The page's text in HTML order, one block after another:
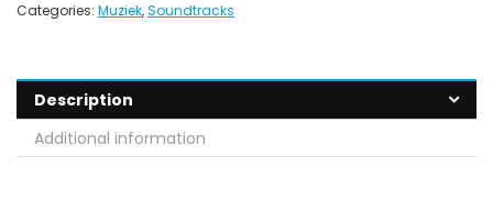
Categories: Muziek,Soundtracks
Description
Additional information